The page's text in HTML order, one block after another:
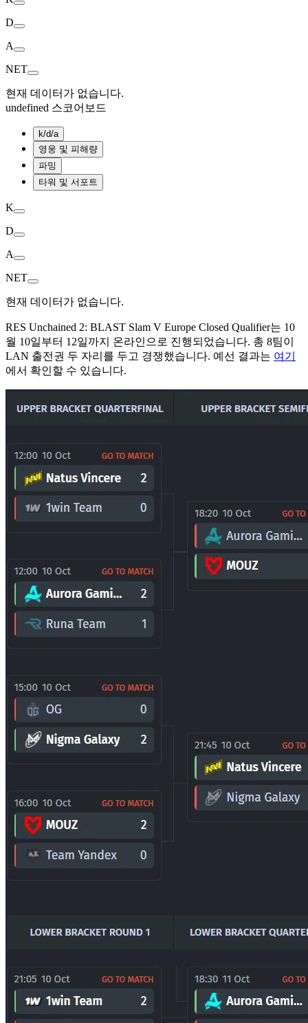
D
A
NET
현재 데이터가 없습니다.
undefined 스코어보드
k/d/a
영웅 및 피해량
파밍
타워 및 서포트
K
D
A
NET
현재 데이터가 없습니다.
RES Unchained 2: BLAST Slam V Europe Closed Qualifier는 10
월 10일부터 12일까지 온라인으로 진행되었습니다. 총 8팀이
LAN 출전권 두 자리를 두고 경쟁했습니다. 예선 결과는 여기
에서 확인할 수 있습니다.